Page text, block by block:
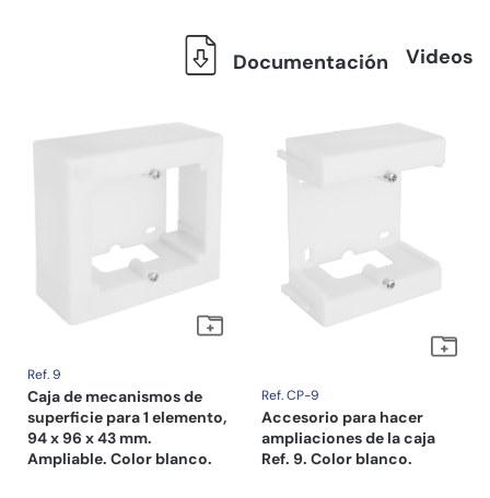
Documentación Videos
Ref. 9
Caja de mecanismos de
superficie para 1 elemento,
94 x 96 x 43 mm.
Ampliable. Color blanco.
Ref. CP-9
Accesorio para hacer
ampliaciones de la caja
Ref. 9. Color blanco.